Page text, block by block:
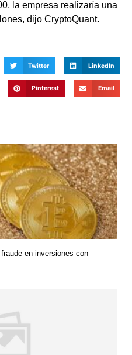
la empresa realizaría una
dijo CryptoQuant.
Twitter LinkedIn
Pinterest Email
en inversiones con